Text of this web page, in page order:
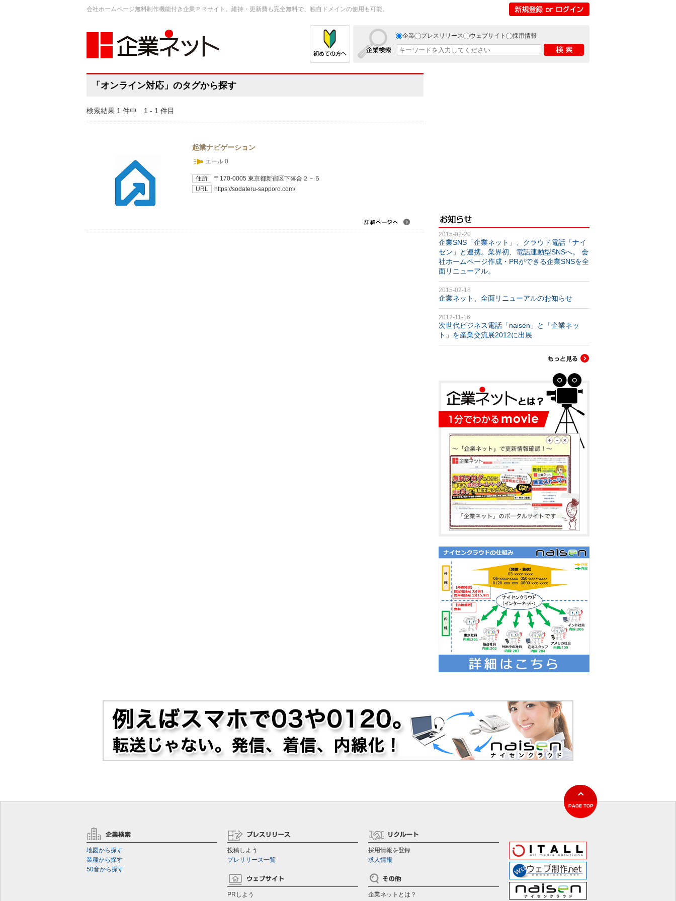
会社ホームページ無料制作機能付き企業ＰＲサイト。維持・更新費も完全無料で、独自ドメインの使用も可能。
企業 プレスリリース ウェブサイト 採用情報
「オンライン対応」のタグから探す
検索結果 1 件中 1 - 1 件目
起業ナビゲーション
エール 0
住所
〒170-0005 東京都新宿区下落合２－５
URL
https://sodateru-sapporo.com/
2015-02-20
企業SNS「企業ネット」、クラウド電話「ナイ
セン」と連携。業界初、電話連動型SNSへ。 会
社ホームページ作成・PRができる企業SNSを全
面リニューアル。
2015-02-18
企業ネット、全面リニューアルのお知らせ
2012-11-16
次世代ビジネス電話「naisen」と「企業ネッ
ト」を産業交流展2012に出展
地図から探す
業種から探す
50音から探す
投稿しよう
プレリリース一覧
PRしよう
採用情報を登録
求人情報
企業ネットとは？